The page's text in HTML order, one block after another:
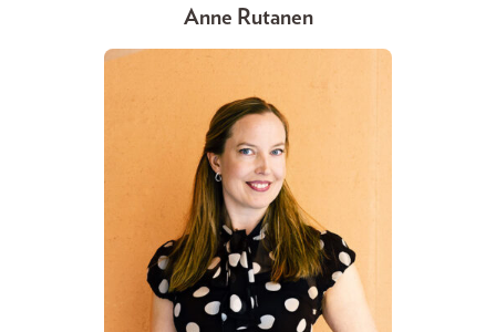
Anne Rutanen